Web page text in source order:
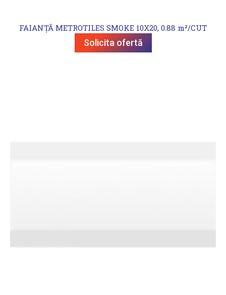
FAIANȚĂ METROTILES SMOKE 10X20, 0.88 m²/CUT
Solicita ofertă